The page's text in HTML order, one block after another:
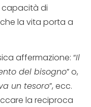
capacità di
la vita porta a
affermazione: “Il
del bisogno” o,
un tesoro”, ecc.
la reciproca